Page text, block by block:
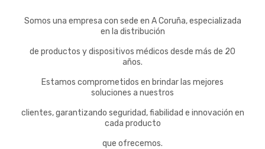
Somos una empresa con sede en A Coruña, especializada
en la distribución
de productos y dispositivos médicos desde más de 20
años.
Estamos comprometidos en brindar las mejores
soluciones a nuestros
clientes, garantizando seguridad, fiabilidad e innovación en
cada producto
que ofrecemos.